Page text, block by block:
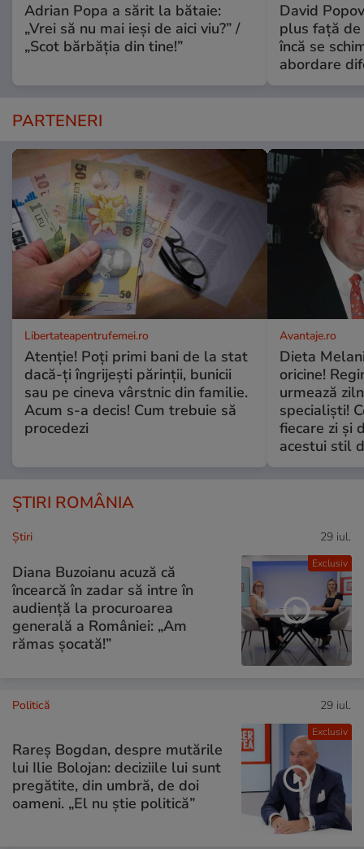
Adrian Popa a sărit la bătaie:
„Vrei să nu mai ieși de aici viu?” /
„Scot bărbăția din tine!”
David
plus față de
încă se
abordare
PARTENERI
Libertateapentrufemei.ro
Atenție! Poți primi bani de la stat
dacă-ți îngrijești părinții, bunicii
sau pe cineva vârstnic din familie.
Acum s-a decis! Cum trebuie să
procedezi
Avantaje.ro
Dieta
oricine!
urmează
specialiști!
fiecare zi și
acestui stil
ȘTIRI ROMÂNIA
Exclusiv
Ştiri 29 iul.
Diana Buzoianu acuză că
încearcă în zadar să intre în
audiență la procuroarea
generală a României: „Am
rămas șocată!”
Exclusiv
Politică 29 iul.
Rareș Bogdan, despre mutările
lui Ilie Bolojan: deciziile lui sunt
pregătite, din umbră, de doi
oameni. „El nu știe politică”